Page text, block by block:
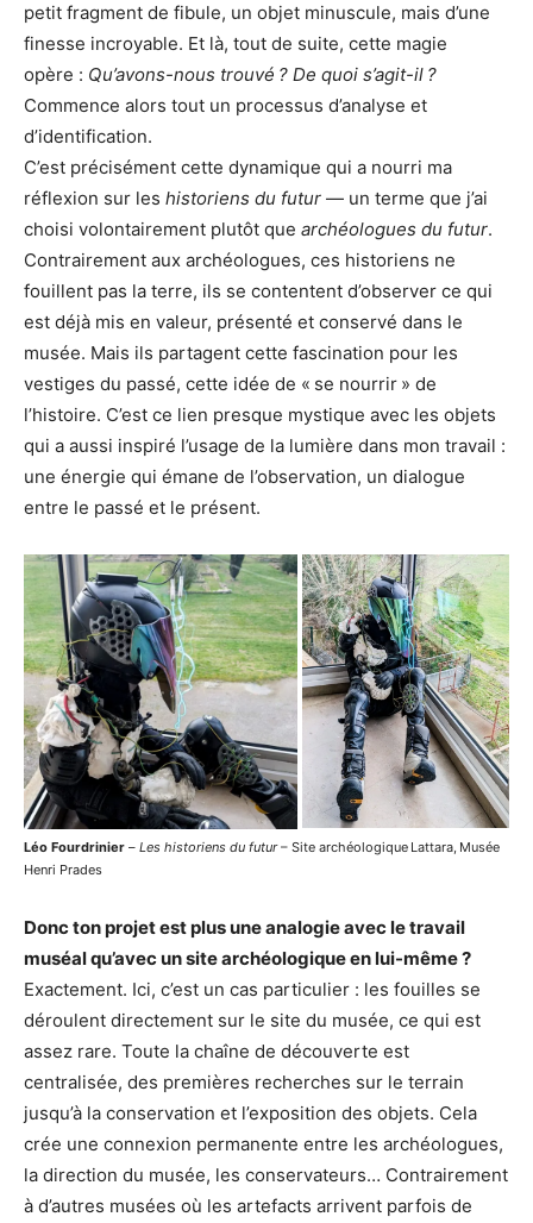
petit fragment de fibule, un objet minuscule, mais d’une
finesse incroyable. Et là, tout de suite, cette magie
opère : Qu’avons-nous trouvé ? De quoi s’agit-il ?
Commence alors tout un processus d’analyse et
d’identification.
C’est précisément cette dynamique qui a nourri ma
réflexion sur les historiens du futur — un terme que j’ai
choisi volontairement plutôt que archéologues du futur.
Contrairement aux archéologues, ces historiens ne
fouillent pas la terre, ils se contentent d’observer ce qui
est déjà mis en valeur, présenté et conservé dans le
musée. Mais ils partagent cette fascination pour les
vestiges du passé, cette idée de « se nourrir » de
l’histoire. C’est ce lien presque mystique avec les objets
qui a aussi inspiré l’usage de la lumière dans mon travail :
une énergie qui émane de l’observation, un dialogue
entre le passé et le présent.
Léo Fourdrinier – Les historiens du futur– Site archéologique Lattara, Musée
Henri Prades
Donc ton projet est plus une analogie avec le travail
muséal qu’avec un site archéologique en lui-même ?
Exactement. Ici, c’est un cas particulier : les fouilles se
déroulent directement sur le site du musée, ce qui est
assez rare. Toute la chaîne de découverte est
centralisée, des premières recherches sur le terrain
jusqu’à la conservation et l’exposition des objets. Cela
crée une connexion permanente entre les archéologues,
la direction du musée, les conservateurs… Contrairement
à d’autres musées où les artefacts arrivent parfois de